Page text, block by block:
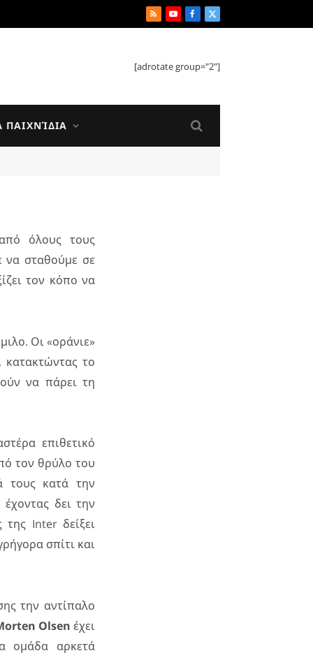
RSSYouTube
Facebook
X
[adrotate group="2"]
ΠΑΙΧΝΊΔΙΑ
όλους τους
να σταθούμε σε
τον κόπο να
Οι «οράνιε»
κατακτώντας το
να πάρει τη
επιθετικό
τον θρύλο του
τους κατά την
δει την
Inter δείξει
σπίτι και
την αντίπαλο
Olsen έχει
ομάδα αρκετά